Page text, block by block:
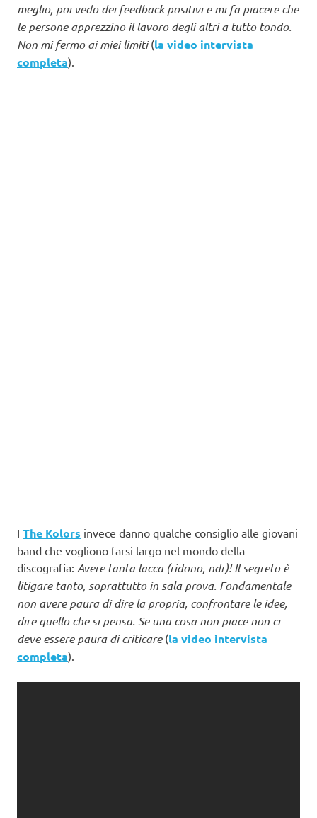
meglio, poi vedo dei feedback positivi e mi fa piacere che
le persone apprezzino il lavoro degli altri a tutto tondo.
Non mi fermo ai miei limiti(la video intervista
completa).
I The Kolors invece danno qualche consiglio alle giovani
band che vogliono farsi largo nel mondo della
discografia: Avere tanta lacca (ridono, ndr)! Il segreto è
litigare tanto, soprattutto in sala prova. Fondamentale
non avere paura di dire la propria, confrontare le idee,
dire quello che si pensa. Se una cosa non piace non ci
deve essere paura di criticare(la video intervista
completa).